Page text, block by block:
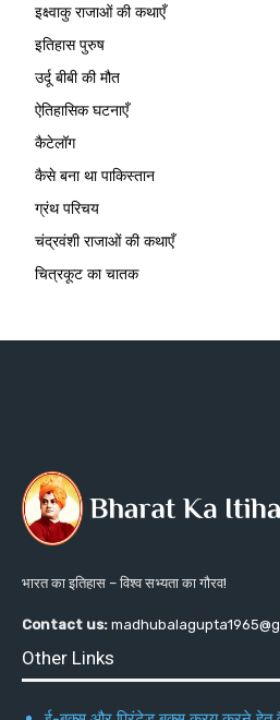
इक्ष्वाकु राजाओं की कथाएँ
इतिहास पुरुष
उर्दू बीबी की मौत
ऐतिहासिक घटनाएँ
कैटेलॉग
कैसे बना था पाकिस्तान
ग्रंथ परिचय
चंद्रवंशी राजाओं की कथाएँ
चित्रकूट का चातक
भारत का इतिहास – विश्व सभ्यता का गौरव!
Contact us:
Other Links